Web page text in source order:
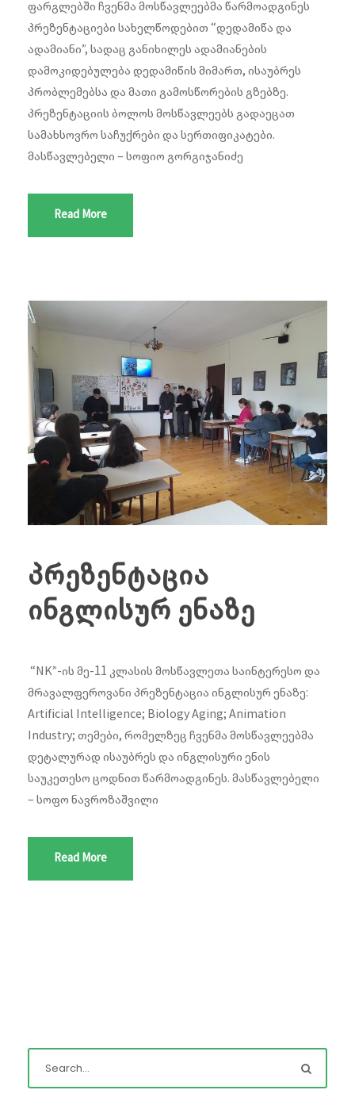
ფარგლებში ჩვენმა მოსწავლეებმა წარმოადგინეს
პრეზენტაციები სახელწოდებით “დედამიწა და
ადამიანი”, სადაც განიხილეს ადამიანების
დამოკიდებულება დედამიწის მიმართ, ისაუბრეს
პრობლემებსა და მათი გამოსწორების გზებზე.
პრეზენტაციის ბოლოს მოსწავლეებს გადაეცათ
სამახსოვრო საჩუქრები და სერთიფიკატები.
მასწავლებელი – სოფიო გორგიჯანიძე
Read More
პრეზენტაცია
ინგლისურ ენაზე
“NK”-ის მე-11 კლასის მოსწავლეთა საინტერესო და
მრავალფეროვანი პრეზენტაცია ინგლისურ ენაზე:
Artificial Intelligence; Biology Aging; Animation
Industry; თემები, რომელზეც ჩვენმა მოსწავლეებმა
დეტალურად ისაუბრეს და ინგლისური ენის
საუკეთესო ცოდნით წარმოადგინეს. მასწავლებელი
– სოფო ნავროზაშვილი
Read More